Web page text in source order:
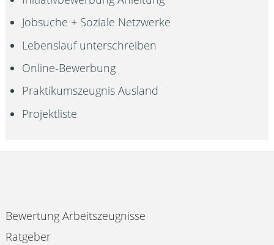
Jobsuche + Soziale Netzwerke
Lebenslauf unterschreiben
Online-Bewerbung
Praktikumszeugnis Ausland
Projektliste
Bewertung Arbeitszeugnisse
Ratgeber